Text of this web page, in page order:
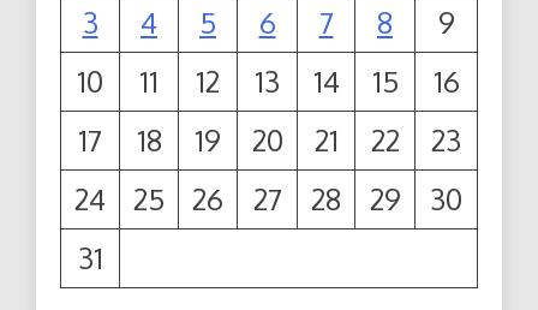
3
4 5 6 7 8
9
10
11 12 13 14 15
16
17
18 19 20 21 22
23
24
25 26 27 28 29
30
31